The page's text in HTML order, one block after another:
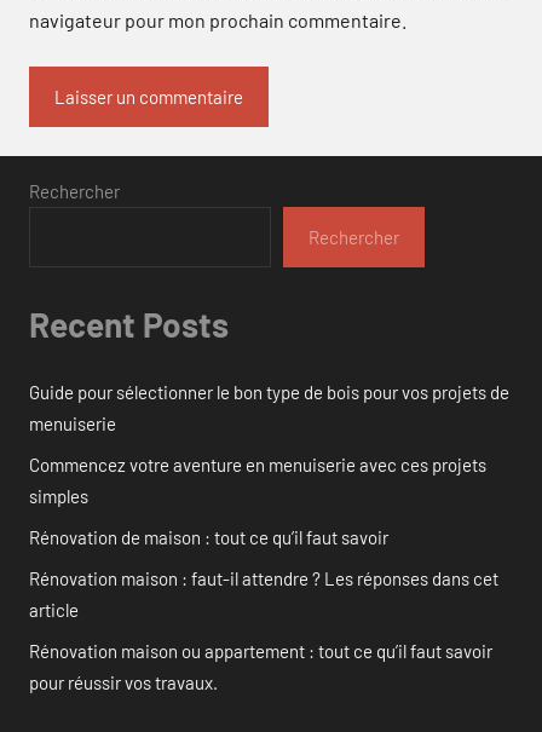
navigateur pour mon prochain commentaire.
Rechercher
Rechercher
Recent Posts
Guide pour sélectionner le bon type de bois pour vos projets de
menuiserie
Commencez votre aventure en menuiserie avec ces projets
simples
Rénovation de maison : tout ce qu’il faut savoir
Rénovation maison : faut-il attendre ? Les réponses dans cet
article
Rénovation maison ou appartement : tout ce qu’il faut savoir
pour réussir vos travaux.